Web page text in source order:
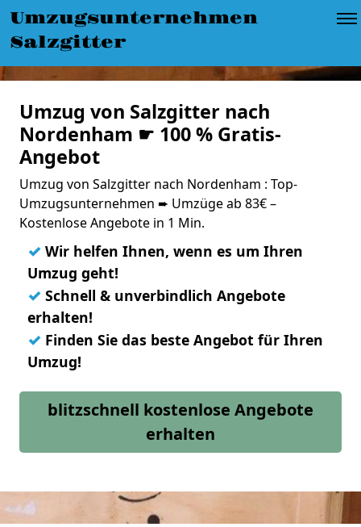
Umzugsunternehmen
Salzgitter
Umzug von Salzgitter nach
Nordenham ☛ 100 % Gratis-
Angebot
Umzug von Salzgitter nach Nordenham : Top-
Umzugsunternehmen ➨ Umzüge ab 83€ –
Kostenlose Angebote in 1 Min.
✓ Wir helfen Ihnen, wenn es um Ihren
Umzug geht!
✓ Schnell & unverbindlich Angebote
erhalten!
✓ Finden Sie das beste Angebot für Ihren
Umzug!
blitzschnell kostenlose Angebote
erhalten